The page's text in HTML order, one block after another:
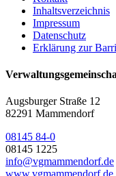
Inhaltsverzeichnis
Impressum
Datenschutz
Erklärung zur
Augsburger Straße 12
82291 Mammendorf
08145 84-0
08145 1225
info@vgmammendorf.de